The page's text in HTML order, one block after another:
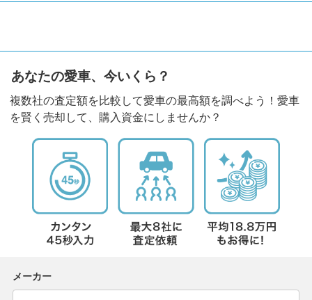
あなたの愛車、今いくら？
複数社の査定額を比較して愛車の最高額を調べよう！愛車
を賢く売却して、購入資金にしませんか？
メーカー